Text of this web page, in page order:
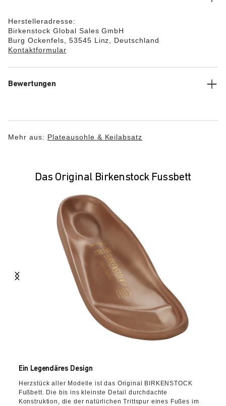
Herstelleradresse:
Birkenstock Global Sales GmbH
Burg Ockenfels, 53545 Linz, Deutschland
Kontaktformular
Bewertungen
Mehr aus: Plateausohle & Keilabsatz
Das Original Birkenstock Fussbett
Ein Legendäres Design
Herzstück aller Modelle ist das Original BIRKENSTOCK
Fußbett. Die bis ins kleinste Detail durchdachte
Konstruktion, die der natürlichen Trittspur eines Fußes im